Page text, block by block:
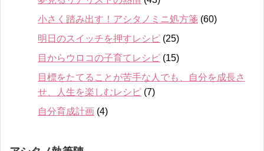
小さく踏み出す！アシタノミニ処方箋 (60)
明日のスイッチを押すレシピ (25)
目からウロコの子育てレシピ (15)
目標をたてることが苦手な人でも、自分を成長さ
せ、人生を楽しむレシピ (7)
自分育成計画 (4)